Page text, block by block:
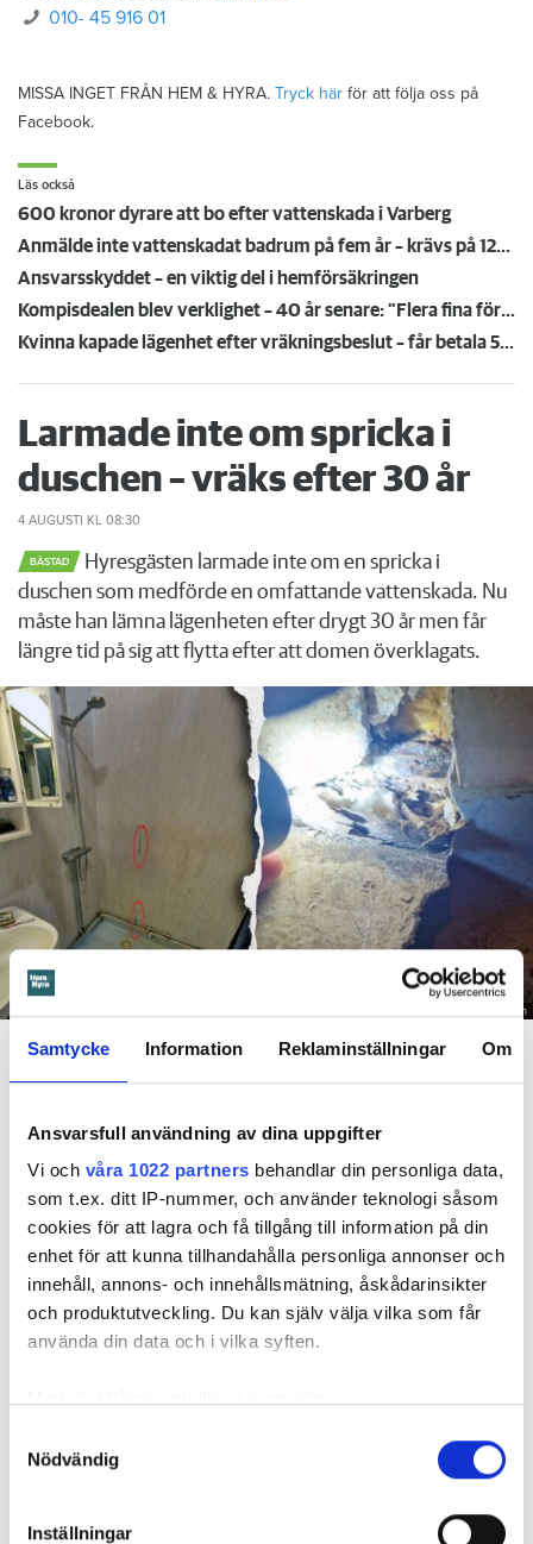
Samtycke Information Reklaminställningar Om
Ansvarsfull användning av dina uppgifter
Vi och våra 1022 partners behandlar din personliga data,
som t.ex. ditt IP-nummer, och använder teknologi såsom
cookies för att lagra och få tillgång till information på din
enhet för att kunna tillhandahålla personliga annonser och
innehåll, annons- och innehållsmätning, åskådarinsikter
och produktutveckling. Du kan själv välja vilka som får
använda din data och i vilka syften.
som kan ha en noggrannhet på upp till flera meter
Nödvändig
Inställningar
010- 45 916 01
MISSA INGET FRÅN HEM & HYRA. Tryck här för att följa oss på
Facebook.
Läs också
600 kronor dyrare att bo efter vattenskada i Varberg
Anmälde inte vattenskadat badrum på fem år – krävs på 125 000 kronor
Ansvarsskyddet – en viktig del i hemförsäkringen
Kompisdealen blev verklighet – 40 år senare: "Flera fina fördelar med att dela bostad"
Kvinna kapade lägenhet efter vräkningsbeslut – får betala 50 000
Larmade inte om spricka i
duschen – vräks efter 30 år
4 AUGUSTI KL 08:30
BÅSTAD
Hyresgästen larmade inte om en spricka i
duschen som medförde en omfattande vattenskada. Nu
måste han lämna lägenheten efter drygt 30 år men får
längre tid på sig att flytta efter att domen överklagats.
Foto: Hyresnämnden
röda markeringarna) och orsakat rötskador i syllen.
Hyresgästen har bott i lägenheten i skånska Båstad sedan
1995 men måste nu flytta sedan hans kontrakt prövats både
i hyresnämnden och i hovrätten.
Skada upptäcktes av hantverkare
Det var när hyresvärdens hantverkare skulle byta ett
duschmunstycke under hösten förra året som en spricka i
badrummet. Då upptäcktes att vatten läckt från den trasiga
svetsskarven under en längre tid och orsakat omfattande